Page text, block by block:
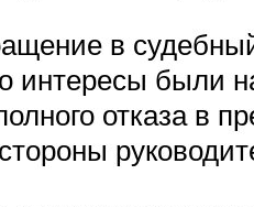
в
интересы были
отказа в